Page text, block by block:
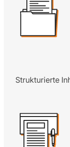
Strukturierte